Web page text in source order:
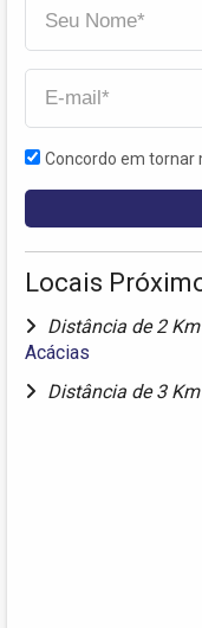
Concordo em tornar
Locais
Distância de 2 Km
Acácias
Distância de 3 Km